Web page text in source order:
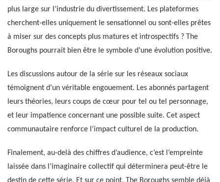
plus large sur l’industrie du divertissement. Les plateformes
cherchent-elles uniquement le sensationnel ou sont-elles prêtes
à miser sur des concepts plus matures et introspectifs ? The
Boroughs pourrait bien être le symbole d’une évolution positive.
Les discussions autour de la série sur les réseaux sociaux
témoignent d’un véritable engouement. Les abonnés partagent
leurs théories, leurs coups de cœur pour tel ou tel personnage,
et leur impatience concernant une possible suite. Cet aspect
communautaire renforce l’impact culturel de la production.
Finalement, au-delà des chiffres d’audience, c’est l’empreinte
laissée dans l’imaginaire collectif qui déterminera peut-être le
destin de cette série. Et sur ce point, The Boroughs semble déjà